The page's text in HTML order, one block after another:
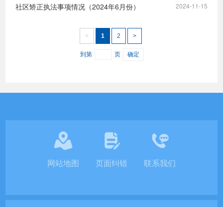
2024-11-15
社区矫正执法事项情况（2024年6月份）
< 1 2 >
到第 页 确定
网站地图 页面纠错 联系我们